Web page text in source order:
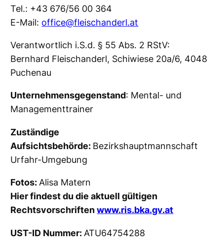
Tel.: +43 676/56 00 364
E-Mail: office@fleischanderl.at
Verantwortlich i.S.d. § 55 Abs. 2 RStV:
Bernhard Fleischanderl, Schiwiese 20a/6, 4048
Puchenau
Unternehmensgegenstand: Mental- und
Managementtrainer
Zuständige
Aufsichtsbehörde: Bezirkshauptmannschaft
Urfahr-Umgebung
Fotos: Alisa Matern
Hier findest du die aktuell gültigen
Rechtsvorschriftenwww.ris.bka.gv.at
UST-ID Nummer: ATU64754288